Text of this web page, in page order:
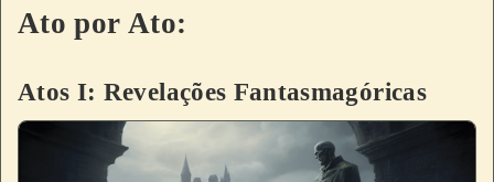
Ato por Ato:
Atos I: Revelações Fantasmagóricas